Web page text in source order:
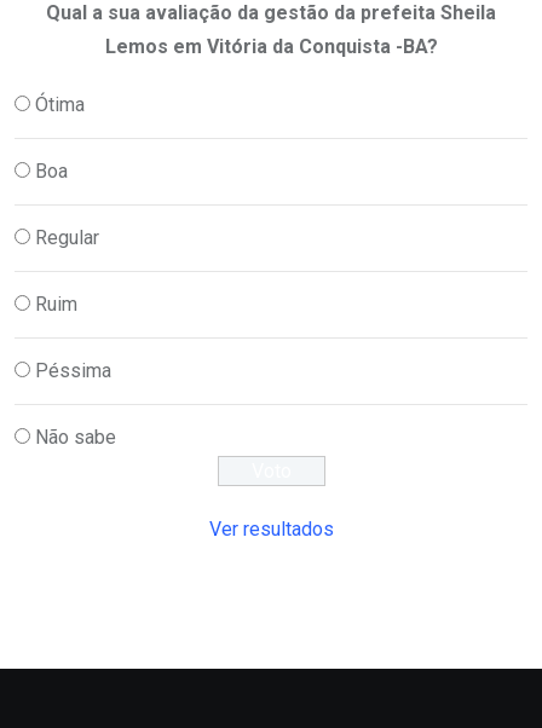
Qual a sua avaliação da gestão da prefeita Sheila
Lemos em Vitória da Conquista -BA?
Ótima
Boa
Regular
Ruim
Péssima
Não sabe
Ver resultados